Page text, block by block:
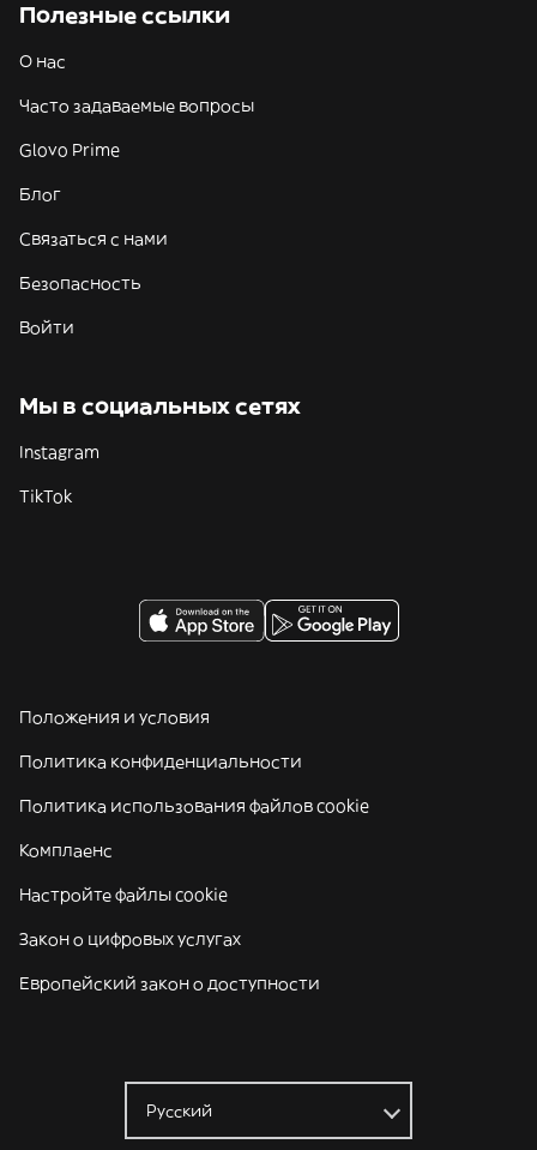
Полезные ссылки
О нас
Часто задаваемые вопросы
Glovo Prime
Блог
Связаться с нами
Безопасность
Войти
Мы в социальных сетях
Instagram
TikTok
Положения и условия
Политика конфиденциальности
Политика использования файлов cookie
Комплаенс
Настройте файлы cookie
Закон о цифровых услугах
Европейский закон о доступности